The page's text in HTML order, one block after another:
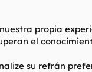
propia
el
su refrán